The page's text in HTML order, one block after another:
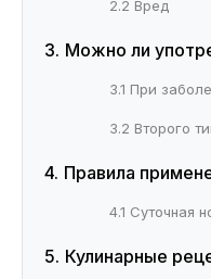
2.2 Вред
Можно ли
3.1 При
3.2 Второго
Правила
4.1 Суточная
Кулинарные